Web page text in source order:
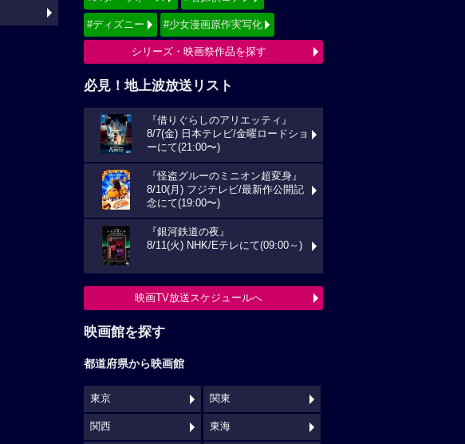
#ディズニー #少女漫画原作実写化
シリーズ・映画祭作品を探す
必見！地上波放送リスト
『借りぐらしのアリエッティ』
8/7(金) 日本テレビ/金曜ロードショ
ーにて(21:00〜)
『怪盗グルーのミニオン超変身』
8/10(月) フジテレビ/最新作公開記
念にて(19:00〜)
『銀河鉄道の夜』
8/11(火) NHK/Eテレにて(09:00～)
映画TV放送スケジュールへ
映画館を探す
都道府県から映画館
東京 関東
関西 東海